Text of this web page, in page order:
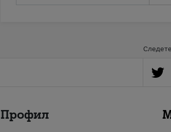
Профил